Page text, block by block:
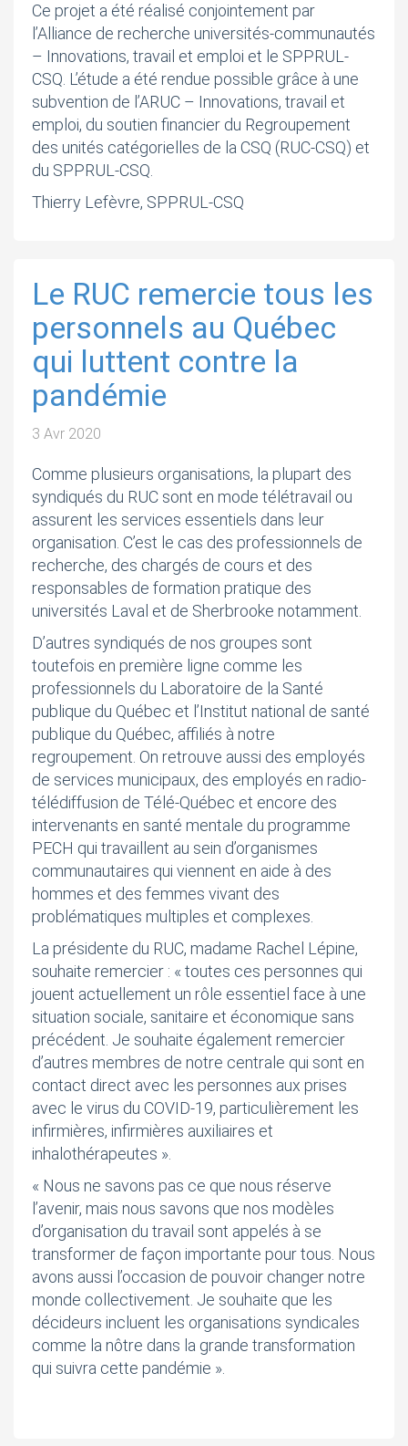
Ce projet a été réalisé conjointement par
l’Alliance de recherche universités-communautés
– Innovations, travail et emploi et le SPPRUL-
CSQ. L’étude a été rendue possible grâce à une
subvention de l’ARUC – Innovations, travail et
emploi, du soutien financier du Regroupement
des unités catégorielles de la CSQ (RUC-CSQ) et
du SPPRUL-CSQ.
Thierry Lefèvre, SPPRUL-CSQ
Le RUC remercie tous les
personnels au Québec
qui luttent contre la
pandémie
3 Avr 2020
Comme plusieurs organisations, la plupart des
syndiqués du RUC sont en mode télétravail ou
assurent les services essentiels dans leur
organisation. C’est le cas des professionnels de
recherche, des chargés de cours et des
responsables de formation pratique des
universités Laval et de Sherbrooke notamment.
D’autres syndiqués de nos groupes sont
toutefois en première ligne comme les
professionnels du Laboratoire de la Santé
publique du Québec et l’Institut national de santé
publique du Québec, affiliés à notre
regroupement. On retrouve aussi des employés
de services municipaux, des employés en radio-
télédiffusion de Télé-Québec et encore des
intervenants en santé mentale du programme
PECH qui travaillent au sein d’organismes
communautaires qui viennent en aide à des
hommes et des femmes vivant des
problématiques multiples et complexes.
La présidente du RUC, madame Rachel Lépine,
souhaite remercier : « toutes ces personnes qui
jouent actuellement un rôle essentiel face à une
situation sociale, sanitaire et économique sans
précédent. Je souhaite également remercier
d’autres membres de notre centrale qui sont en
contact direct avec les personnes aux prises
avec le virus du COVID-19, particulièrement les
infirmières, infirmières auxiliaires et
inhalothérapeutes ».
« Nous ne savons pas ce que nous réserve
l’avenir, mais nous savons que nos modèles
d’organisation du travail sont appelés à se
transformer de façon importante pour tous. Nous
avons aussi l’occasion de pouvoir changer notre
monde collectivement. Je souhaite que les
décideurs incluent les organisations syndicales
comme la nôtre dans la grande transformation
qui suivra cette pandémie ».